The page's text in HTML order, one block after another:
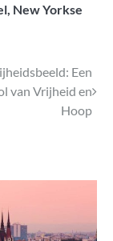
New Yorkse
Een
van Vrijheid en
Hoop